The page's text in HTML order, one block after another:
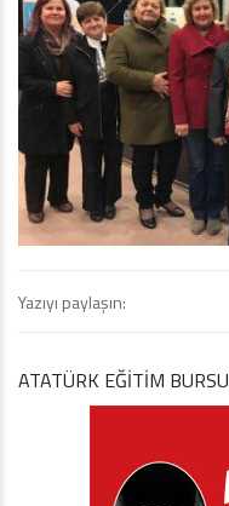
Yazıyı paylaşın:
ATATÜRK EĞITIM BURSU